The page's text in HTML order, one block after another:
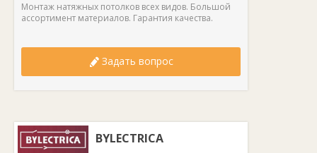
Монтаж натяжных потолков всех видов. Большой
ассортимент материалов. Гарантия качества.
Задать вопрос
BYLECTRICA